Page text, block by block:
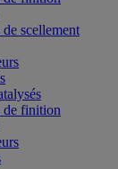
scellement
de finition